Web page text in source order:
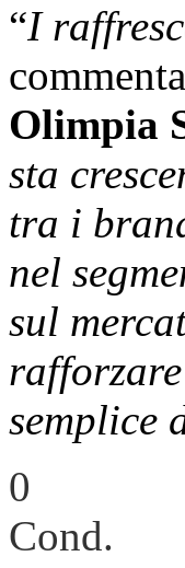
“I
commenta
Olimpia
sta
tra i
nel
sul
semplice
0
Cond.